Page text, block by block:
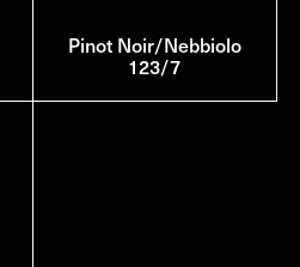
Pinot Noir/Nebbiolo
123/7